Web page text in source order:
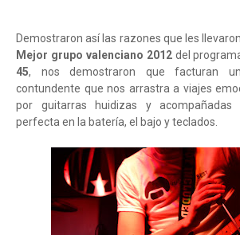
Demostraron así las razones que les
Mejor grupo valenciano 2012del
45, nos demostraron que facturan
contundente que nos arrastra a viajes
por guitarras huidizas y acompañadas
perfecta en la batería, el bajo y teclados.